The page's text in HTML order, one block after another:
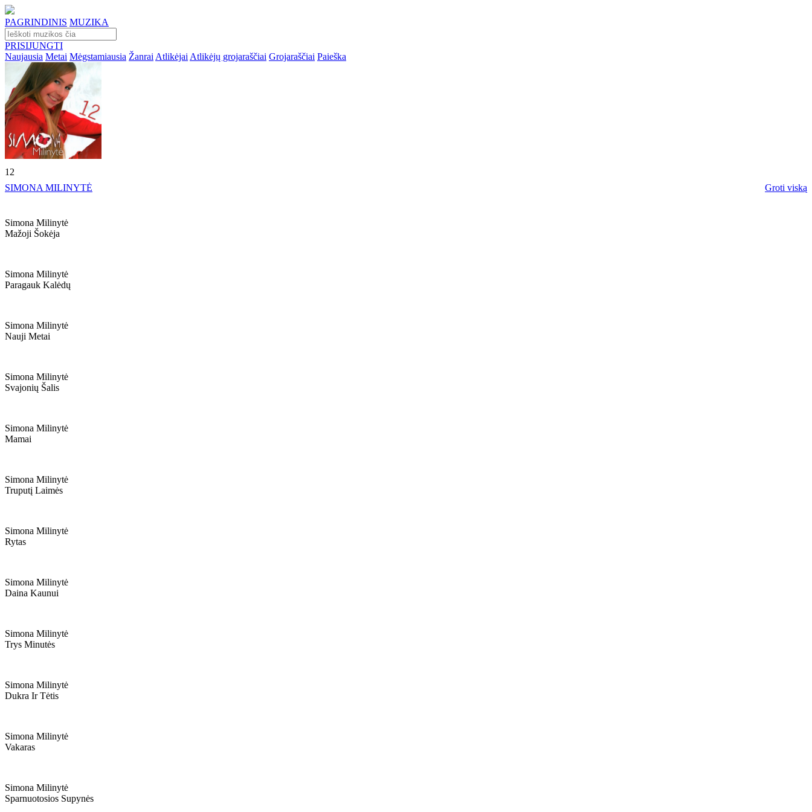
PAGRINDINIS MUZIKA
PRISIJUNGTI
Naujausia Metai Mėgstamiausia Žanrai Atlikėjai Atlikėjų grojaraščiai Grojaraščiai Paieška
12
SIMONA MILINYTĖ
Groti viską
Simona Milinytė
Mažoji Šokėja
Simona Milinytė
Paragauk Kalėdų
Simona Milinytė
Nauji Metai
Simona Milinytė
Svajonių Šalis
Simona Milinytė
Mamai
Simona Milinytė
Truputį Laimės
Simona Milinytė
Rytas
Simona Milinytė
Daina Kaunui
Simona Milinytė
Trys Minutės
Simona Milinytė
Dukra Ir Tėtis
Simona Milinytė
Vakaras
Simona Milinytė
Sparnuotosios Supynės